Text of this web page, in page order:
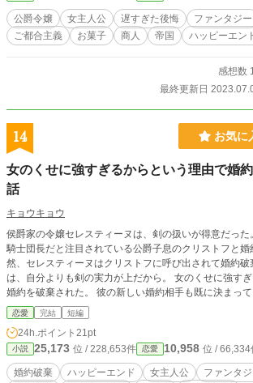
ロッテはツテを頼って隣国に移り住み、新しい菓子店をオー
ヨムにも掲載中の作品です。
公爵令嬢 女主人公 遅すぎた後悔 ファンタジー
ご都合主義
お菓子 商人 帝国 ハッピーエン
感想数
最終更新日
14 お気に
女のくせに強すぎるからという理由で婚
話
キョウキョウ
侯爵家の令嬢セレスティーヌは、剣の扱いが得意だった
騎士団長だと注目されている公爵子息のクリストフと婚約して
然、セレスティーヌはクリストフに呼び出されて婚約破
は、自分よりも剣の実力が上だから。 女のくせに強すぎ
婚約を破棄された。 彼の新しい婚約相手も既に決まっていた。 可憐でか弱いジ
ョスリーヌ。セレスティーヌの妹である。 セレスティーヌは婚約破棄を受け入
れる。 そして、婚約破棄された勢いで剣の師匠の元へと
恋愛 完結 短編
24h.ポイント 21pt
小説 25,173 位 / 228,653件 恋愛 10,958 位 / 66,334
婚約破棄 ハッピーエンド 女主人公 ファンタ